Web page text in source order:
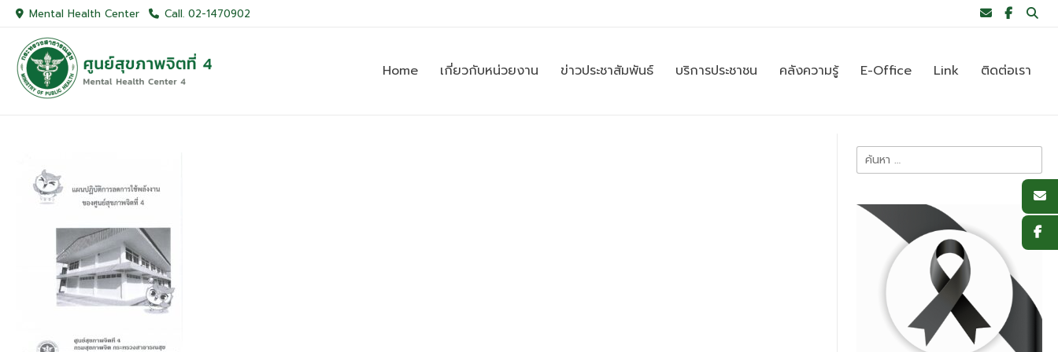
Skip
content
Mental Health Center Call. 02-1470902
Home เกี่ยวกับหน่วยงาน ข่าวประชาสัมพันธ์ บริการประชาชน คลังความรู้ E-Office Link ติดต่อเรา
ค้นหา
สำหรับ: